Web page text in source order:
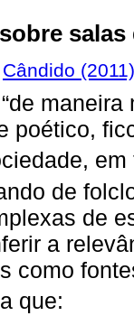
Cândido (2011)
poético,
de
de
a
como
que: